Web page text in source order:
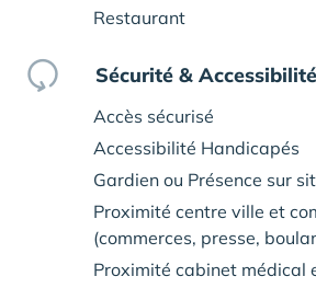
Restaurant
Sécurité & Accessibilité
Accès sécurisé
Accessibilité Handicapés
Gardien ou Présence sur
Proximité centre ville et
(commerces, presse,
Proximité cabinet médical